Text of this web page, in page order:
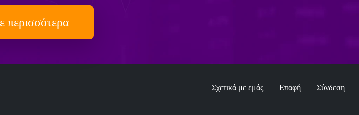
περισσότερα
Σχετικά με εμάς Επαφή Σύνδεση